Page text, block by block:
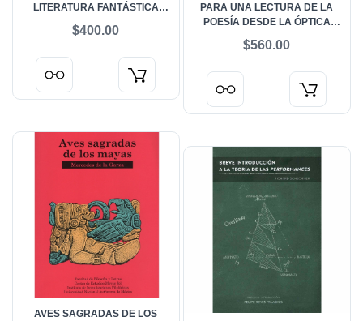
LITERATURA FANTÁSTICA
XIX AL XXI)
$400.00
PARA UNA LECTURA DE LA
POESÍA DESDE LA ÓPTICA
$560.00
AVES SAGRADAS DE LOS